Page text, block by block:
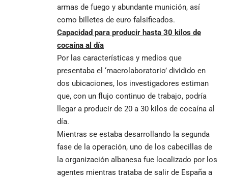
armas de fuego y abundante munición, así
como billetes de euro falsificados.
Capacidad para producir hasta 30 kilos de
cocaína al día
Por las características y medios que
presentaba el ‘macrolaboratorio’ dividido en
dos ubicaciones, los investigadores estiman
que, con un flujo continuo de trabajo, podría
llegar a producir de 20 a 30 kilos de cocaína al
día.
Mientras se estaba desarrollando la segunda
fase de la operación, uno de los cabecillas de
la organización albanesa fue localizado por los
agentes mientras trataba de salir de España a